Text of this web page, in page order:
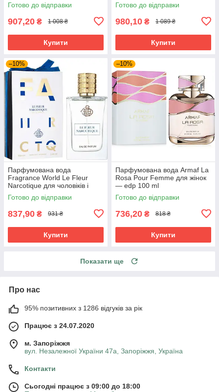
Готово до відправки
907,20 ₴ 1 008 ₴
Купити
Готово до відправки
980,10 ₴ 1 089 ₴
Купити
–10%
Парфумована вода
Fragrance World Le Fleur
Narcotique для чоловіків і
жінок edp 100 ml
Готово до відправки
837,90 ₴ 931 ₴
Купити
–10%
Парфумована вода Armaf La
Rosa Pour Femme для жінок
— edp 100 ml
Готово до відправки
736,20 ₴ 818 ₴
Купити
Показати ще
Про нас
95% позитивних з 1286 відгуків за рік
Працює з 24.07.2020
м. Запоріжжя
вул. Незалежної України 47а, Запоріжжя, Україна
Контакти
Сьогодні працює з 09:00 до 18:00